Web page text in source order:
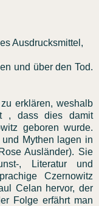
Ausdrucksmittel,
und über den Tod.
erklären, weshalb
, dass dies damit
geboren wurde.
Mythen lagen in
Ausländer). Sie
, Literatur und
Czernowitz
Celan hervor, der
Folge erfährt man